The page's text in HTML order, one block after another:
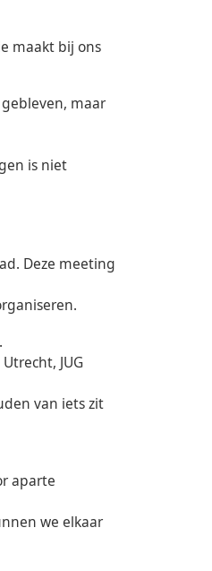
maakt bij ons
maar
is niet
Deze meeting
JUG
van iets zit
aparte
we elkaar